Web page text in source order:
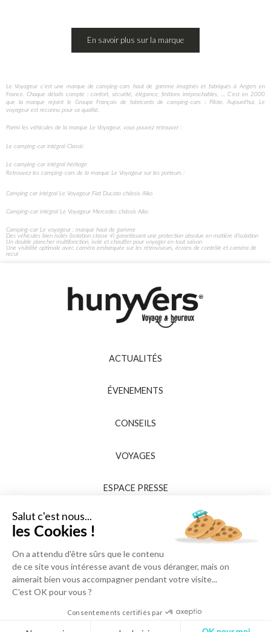
En savoir plus sur la marque
Le Voyageur c’est une marque de camping-cars haut de gamme imaginés et fabriqués à Angers en
France. Chaque détails compte : confort, sécurité, élégance, finitions irréprochables, … C’est en 2000
que la marque rejoint le Groupe Français de fabricants de camping-cars : Pilote. Aujourd’hui, Le
voyageur est reconnu pour sa qualité.
Parmi les véhicules de la marque Le Voyageur, vous pouvez retrouver : ​
Le camping-car intégral Classic
Le camping-car intégral héritage
Retrouvez les camping-cars de la marque Le Voyageur sur les porteurs :
Camping car intégral Le Voyageur Fiat Ducato châssis Alko
Camping-car intégral Le Voyageur Mercedes châssis Alko
Camping-car Le voyageur : marque haut de gamme
Des véhicules bien isolés (isolation classe 4) garantissant une protection absolue en matière d'isolation
Un double plancher multifonction, isolé et chauffer pour voyager en tout saison
Une visibilité optimale avec caméra embarquée sur les rétroviseurs, écrans de contrôle et caméra de
recul
ACTUALITÉS
ÉVENEMENTS
CONSEILS
VOYAGES
ESPACE PRESSE
Salut c'est nous...
les Cookies !
On a attendu d'être sûrs que le contenu
de ce site vous intéresse avant de vous déranger, mais on
aimerait bien vous accompagner pendant votre visite...
C'est OK pour vous ?
Consentements certifiés par